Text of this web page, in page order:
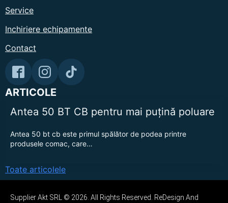
Service
Inchiriere echipamente
Contact
ARTICOLE
Antea 50 BT CB pentru mai puțină poluare
Antea 50 bt cb este primul spălător de podea printre
produsele comac, care…
Toate articolele
Supplier Akt SRL © 2026. All Rights Reserved. ReDesign And